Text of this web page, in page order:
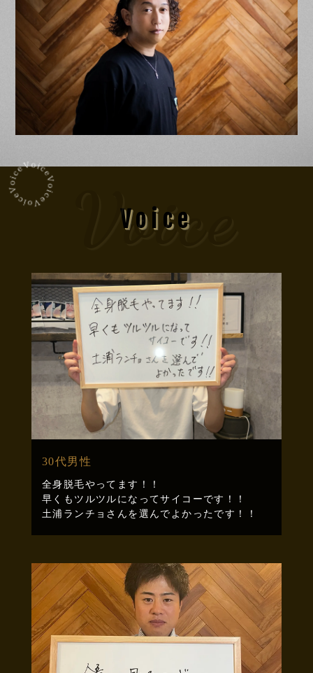
Voice
Voice
30代男性
全身脱毛やってます！！
早くもツルツルになってサイコーです！！
土浦ランチョさんを選んでよかったです！！